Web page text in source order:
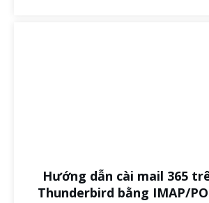
Hướng dẫn cài mail 365
Thunderbird bằng IMAP/